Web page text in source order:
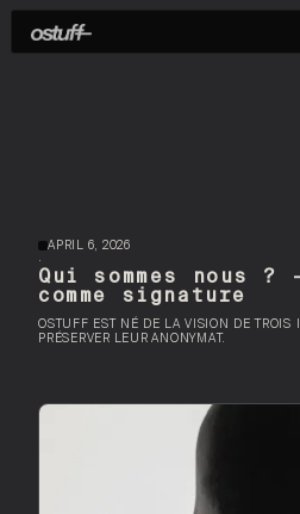
APRIL 6, 2026
·
Qui sommes nous ?
comme signature
OSTUFF EST NÉ DE LA VISION DE
PRÉSERVER LEUR ANONYMAT.